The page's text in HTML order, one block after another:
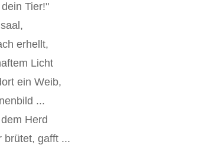
Tier!"
erhellt,
Licht
ein Weib,
...
Herd
brütet, gafft ...